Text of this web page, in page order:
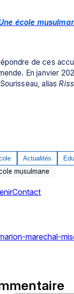
école
de ces
alias Riss
Actualités
musulmane
Contact
marechal-